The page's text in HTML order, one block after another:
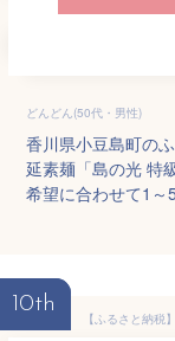
どんどん(50代・男性)
香川県小豆島町の
延素麺「島の光 特
希望に合わせて1～
10th